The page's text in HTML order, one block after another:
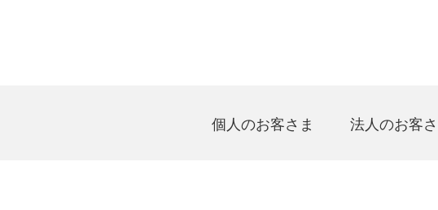
個人のお客さま 法人のお客